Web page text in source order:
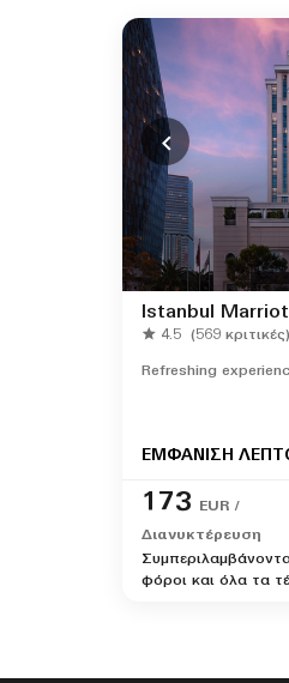
Istanbul
4.5 (569 κριτικές)
Refreshing
ΕΜΦΑΝΙΣΗ
173
EUR /
Διανυκτέρευση
φόροι και όλα τα